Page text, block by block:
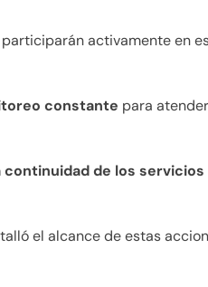
participarán activamente en
constante para
continuidad de los servicios
el alcance de estas